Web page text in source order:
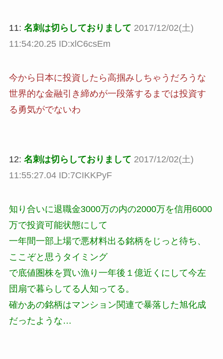
11: 名刺は切らしておりまして 2017/12/02(土)
11:54:20.25 ID:xlC6csEm
今から日本に投資したら高掴みしちゃうだろうな
世界的な金融引き締めが一段落するまでは投資す
る勇気がでないわ
12: 名刺は切らしておりまして 2017/12/02(土)
11:55:27.04 ID:7CIKKPyF
知り合いに退職金3000万の内の2000万を信用6000
万で投資可能状態にして
一年間一部上場で悪材料出る銘柄をじっと待ち、
ここぞと思うタイミング
で底値圏株を買い漁り一年後１億近くにして今左
団扇で暮らしてる人知ってる。
確かあの銘柄はマンション関連で暴落した旭化成
だったような…